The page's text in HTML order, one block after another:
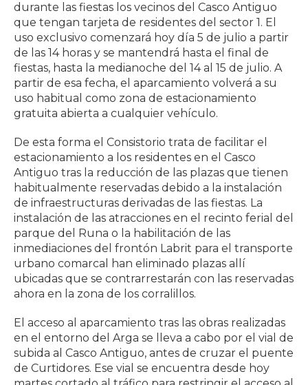
durante las fiestas los vecinos del Casco Antiguo
que tengan tarjeta de residentes del sector 1. El
uso exclusivo comenzará hoy día 5 de julio a partir
de las 14 horas y se mantendrá hasta el final de
fiestas, hasta la medianoche del 14 al 15 de julio. A
partir de esa fecha, el aparcamiento volverá a su
uso habitual como zona de estacionamiento
gratuita abierta a cualquier vehículo.
De esta forma el Consistorio trata de facilitar el
estacionamiento a los residentes en el Casco
Antiguo tras la reducción de las plazas que tienen
habitualmente reservadas debido a la instalación
de infraestructuras derivadas de las fiestas. La
instalación de las atracciones en el recinto ferial del
parque del Runa o la habilitación de las
inmediaciones del frontón Labrit para el transporte
urbano comarcal han eliminado plazas allí
ubicadas que se contrarrestarán con las reservadas
ahora en la zona de los corralillos.
El acceso al aparcamiento tras las obras realizadas
en el entorno del Arga se lleva a cabo por el vial de
subida al Casco Antiguo, antes de cruzar el puente
de Curtidores. Ese vial se encuentra desde hoy